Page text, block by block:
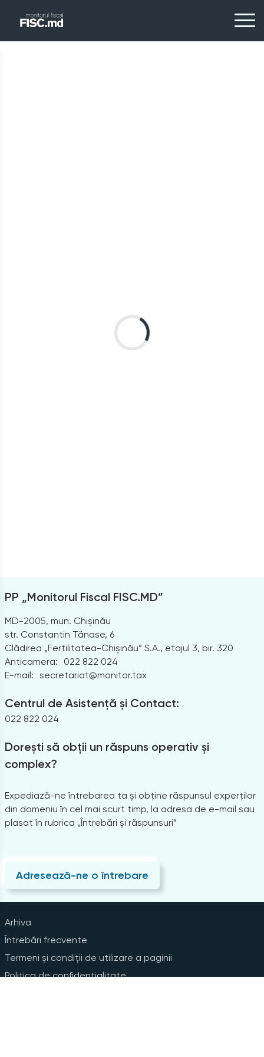
PP „Monitorul Fiscal FISC.MD”
MD-2005, mun. Chișinău
str. Constantin Tănase, 6
Clădirea „Fertilitatea-Chișinău” S.A., etajul 3, bir. 320
Anticamera:
022 822 024
E-mail: secretariat@monitor.tax
Centrul de Asistență și Contact:
022 822 024
Dorești să obții un răspuns operativ și
complex?
Expediază-ne întrebarea ta și obține răspunsul experților
din domeniu în cel mai scurt timp, la adresa de e-mail sau
plasat în rubrica „Întrebări și răspunsuri”
Adresează-ne o întrebare
Arhiva
Întrebări frecvente
Termeni și condiții de utilizare a paginii
Politica de confidențialitate